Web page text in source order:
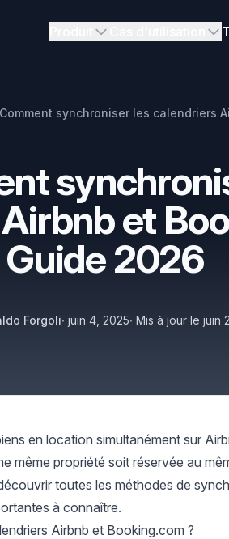
et
Guide 2026
AuteursForgoliPublié le
∙ juin 4, 2025∙ Mis à jour le juin
en location simultanément sur
même propriété soit réservée au
toutes les méthodes de
à connaître.
Airbnb et Booking.com ?